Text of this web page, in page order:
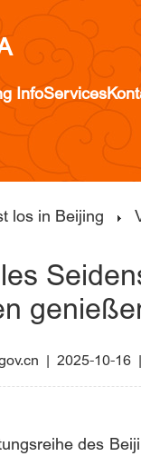
InfoServices
los in Beijing
| 2025-10-16 |
des